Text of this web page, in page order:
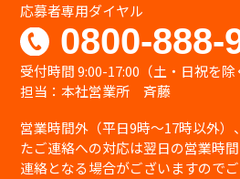
応募者専用ダイヤル
0800-888-
受付時間 9:00-17:00（土・日祝を除
担当：本社営業所 斉藤
営業時間外（平日9時〜17時以外
たご連絡への対応は翌日の営業時
連絡となる場合がございますのでご